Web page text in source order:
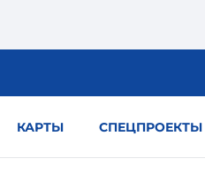
КАРТЫ СПЕЦПРОЕКТЫ